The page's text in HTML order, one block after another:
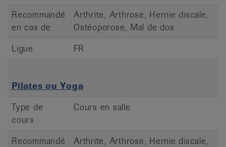
Recommandé
en cas de
Arthrite, Arthrose, Hernie discale,
Ostéoporose, Mal de dos
Ligue
FR
Pilates ou Yoga
Type de
cours
Cours en salle
Recommandé
Arthrite, Arthrose, Hernie discale,